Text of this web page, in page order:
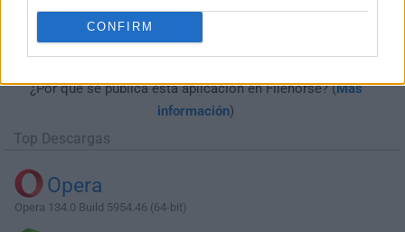
CONFIRM
Descargar Foxit PDF Reader Portable
12.1.2.15332
¿Por qué se publica esta aplicación en Filehorse? (Más
información)
Top Descargas
Opera
Opera 134.0 Build 5954.46 (64-bit)